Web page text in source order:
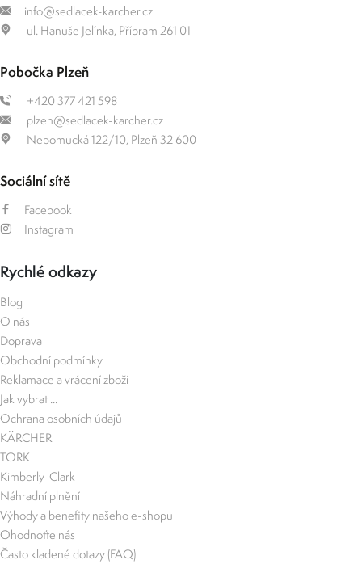
info@sedlacek-karcher.cz
ul. Hanuše Jelínka, Příbram 261 01
Pobočka Plzeň
+420 377 421 598
plzen@sedlacek-karcher.cz
Nepomucká 122/10, Plzeň 32 600
Sociální sítě
Facebook
Instagram
Rychlé odkazy
Blog
O nás
Doprava
Obchodní podmínky
Reklamace a vrácení zboží
Jak vybrat ...
Ochrana osobních údajů
KÄRCHER
TORK
Kimberly-Clark
Náhradní plnění
Výhody a benefity našeho e-shopu
Ohodnoťte nás
Často kladené dotazy (FAQ)